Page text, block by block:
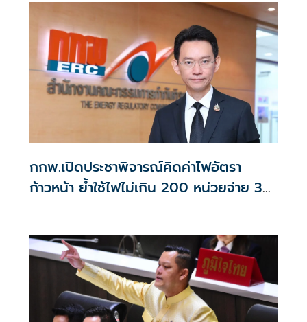
กกพ.เปิดประชาพิจารณ์คิดค่าไฟอัตรา
ก้าวหน้า ย้ำใช้ไฟไม่เกิน 200 หน่วยจ่าย 3